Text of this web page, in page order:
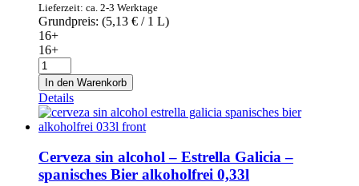
Lieferzeit: ca. 2-3 Werktage
Grundpreis: (5,13 € / 1 L)
16+
16+
Cerveza
especial
-
Estrella
Galicia
Especial
-
spanisches
Bier
In den Warenkorb
Details
Cerveza sin alcohol – Estrella Galicia –
spanisches Bier alkoholfrei 0,33l